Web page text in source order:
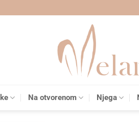
Na otvorenom Njega